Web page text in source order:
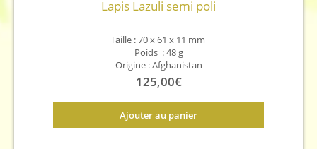
Lapis Lazuli semi poli
Taille : 70 x 61 x 11 mm
Poids : 48 g
Origine : Afghanistan
125,00€
Ajouter au panier